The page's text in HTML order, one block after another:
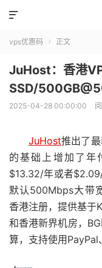

vps优惠码  正文
JuHost：香港
SSD/
2025-04-28 00:00:00
JuHost推出了
的基础上增加了年
$13.32/年或者
默认500Mbps大带
香港注册，提供基于
和香港新界机房，
算，支持使用PayPal